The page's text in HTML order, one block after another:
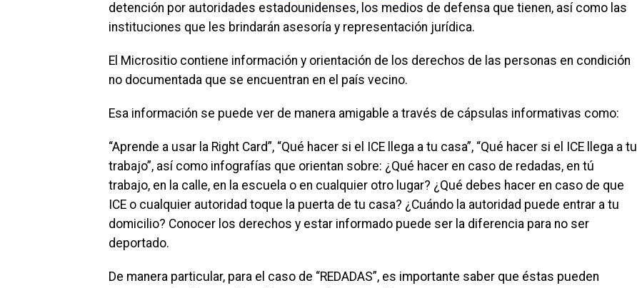
detención por autoridades estadounidenses, los medios de defensa que tienen, así como las
instituciones que les brindarán asesoría y representación jurídica.
El Micrositio contiene información y orientación de los derechos de las personas en condición
no documentada que se encuentran en el país vecino.
Esa información se puede ver de manera amigable a través de cápsulas informativas como:
“Aprende a usar la Right Card”, “Qué hacer si el ICE llega a tu casa”, “Qué hacer si el ICE llega a tu
trabajo”, así como infografías que orientan sobre: ¿Qué hacer en caso de redadas, en tú
trabajo, en la calle, en la escuela o en cualquier otro lugar? ¿Qué debes hacer en caso de que
ICE o cualquier autoridad toque la puerta de tu casa? ¿Cuándo la autoridad puede entrar a tu
domicilio? Conocer los derechos y estar informado puede ser la diferencia para no ser
deportado.
De manera particular, para el caso de “REDADAS”, es importante saber que éstas pueden